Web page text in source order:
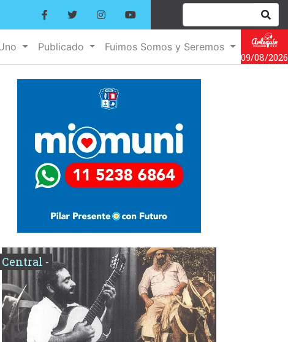
Publicado
Fuimos Somos y Seremos
09/08/2026
Central -